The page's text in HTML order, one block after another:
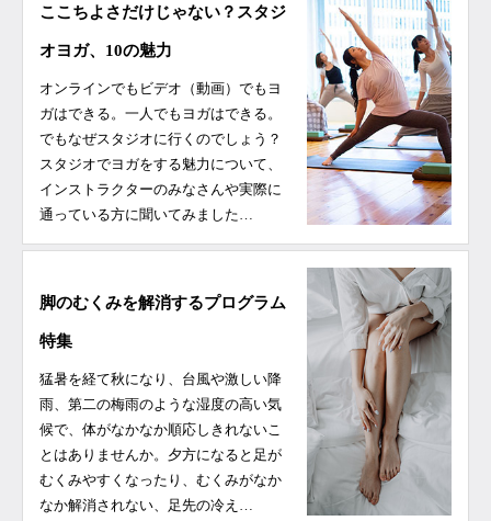
ここちよさだけじゃない？スタジ
オヨガ、10の魅力
オンラインでもビデオ（動画）でもヨ
ガはできる。一人でもヨガはできる。
でもなぜスタジオに行くのでしょう？
スタジオでヨガをする魅力について、
インストラクターのみなさんや実際に
通っている方に聞いてみました…
脚のむくみを解消するプログラム
特集
猛暑を経て秋になり、台風や激しい降
雨、第二の梅雨のような湿度の高い気
候で、体がなかなか順応しきれないこ
とはありませんか。夕方になると足が
むくみやすくなったり、むくみがなか
なか解消されない、足先の冷え…